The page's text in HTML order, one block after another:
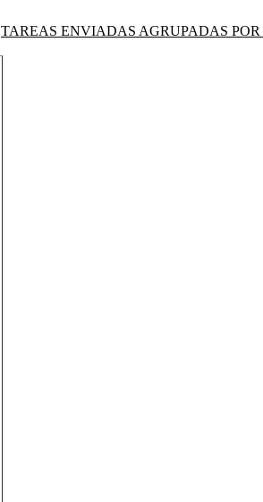
TAREAS ENVIADAS AGRUPADAS POR